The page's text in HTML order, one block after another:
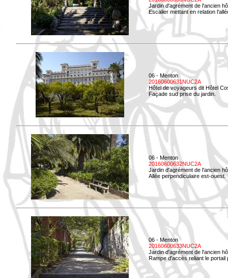
Jardin d'agrément de l'ancien
Escalier mettant en relation
06 - Menton
20160600631NUC2A
Hôtel de voyageurs dit Hôtel
Façade sud prise du jardin.
06 - Menton
20160600632NUC2A
Jardin d'agrément de l'ancien
Allée perpendiculaire est-ouest.
06 - Menton
20160600633NUC2A
Jardin d'agrément de l'ancien
Rampe d'accès reliant le portail